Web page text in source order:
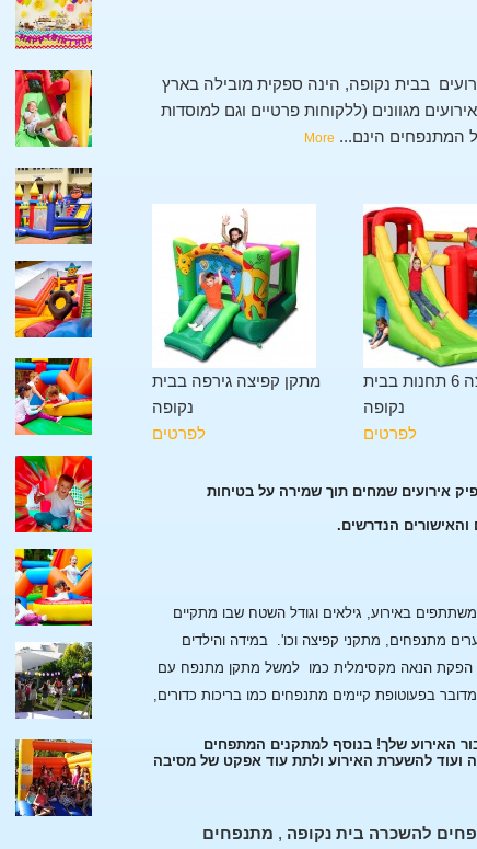
בבית נקופה, הינה ספקית מובילה בארץ
מגוונים (ללקוחות פרטיים וגם למוסדות
המתנפחים הינם...
More
מתקן קפיצה גירפה בבית
נקופה
לפרטים
מתקן קפיצה 6 תחנות בבית
נקופה
לפרטים
אירועים שמחים תוך שמירה על בטיחות
והאישורים הנדרשים.
באירוע, גילאים וגודל השטח שבו מתקיים
מתנפחים, מתקני קפיצה וכו'. במידה והילדים
הפקת הנאה מקסימלית כמו למשל מתקן מתנפח עם
בפעוטופת קיימים מתנפחים כמו בריכות כדורים,
האירוע שלך! בנוסף למתקנים המתפחים
ועוד להשערת האירוע ולתת עוד אפקט של מסיבה
להשכרה בית נקופה , מתנפחים